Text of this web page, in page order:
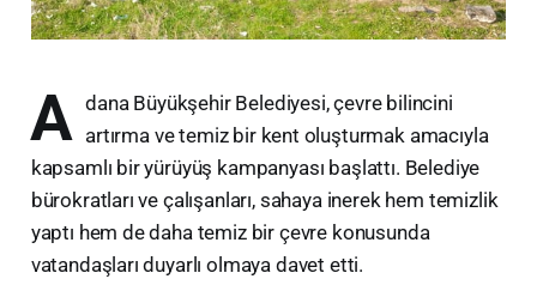
A dana Büyükşehir Belediyesi, çevre bilincini
artırma ve temiz bir kent oluşturmak amacıyla
kapsamlı bir yürüyüş kampanyası başlattı. Belediye
bürokratları ve çalışanları, sahaya inerek hem temizlik
yaptı hem de daha temiz bir çevre konusunda
vatandaşları duyarlı olmaya davet etti.